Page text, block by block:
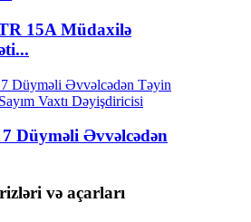
15A Müdaxilə
Düyməli Əvvəlcədən
və açarları